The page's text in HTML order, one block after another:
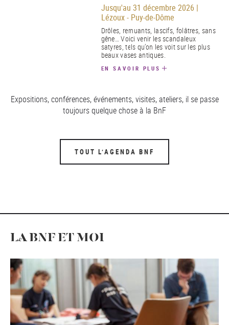
Jusqu'au 31 décembre 2026 |
Lézoux - Puy-de-Dôme
Drôles, remuants, lascifs, folâtres, sans
gêne… Voici venir les scandaleux
satyres, tels qu’on les voit sur les plus
beaux vases antiques.
EN SAVOIR PLUS
Expositions, conférences, événements, visites, ateliers, il se passe
toujours quelque chose à la BnF
TOUT L’AGENDA BNF
LA BNF ET MOI